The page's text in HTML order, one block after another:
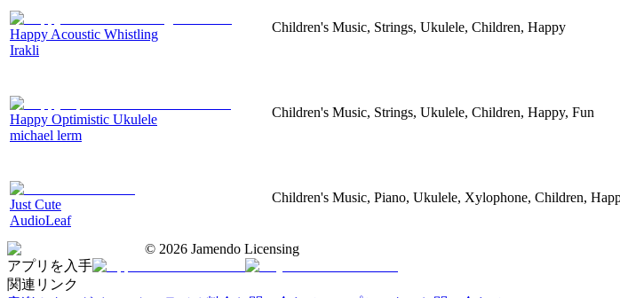
Happy Acoustic Whistling
Irakli
Children's Music, Strings, Ukulele, Children, Happy
Happy Optimistic Ukulele
michael lerm
Children's Music, Strings, Ukulele, Children, Happy, Fun
Just Cute
AudioLeaf
Children's Music, Piano, Ukulele, Xylophone, Children,
© 2026 Jamendo Licensing
アプリを入手
関連リンク